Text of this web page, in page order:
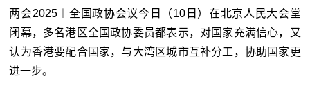
两会2025︱全国政协会议今日（10日）在北京人民大会堂
闭幕，多名港区全国政协委员都表示，对国家充满信心，又
认为香港要配合国家，与大湾区城市互补分工，协助国家更
进一步。